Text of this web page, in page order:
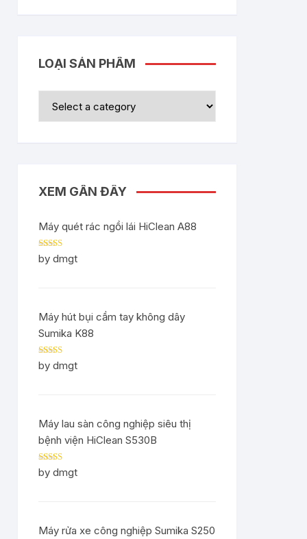
LOẠI SẢN PHẨM
XEM GẦN ĐÂY
Máy quét rác ngồi lái HiClean A88
Rated5out
of 5
by dmgt
Máy hút bụi cầm tay không dây
Sumika K88
Rated5out
of 5
by dmgt
Máy lau sàn công nghiệp siêu thị
bệnh viện HiClean S530B
Rated5out
of 5
by dmgt
Máy rửa xe công nghiệp Sumika S250